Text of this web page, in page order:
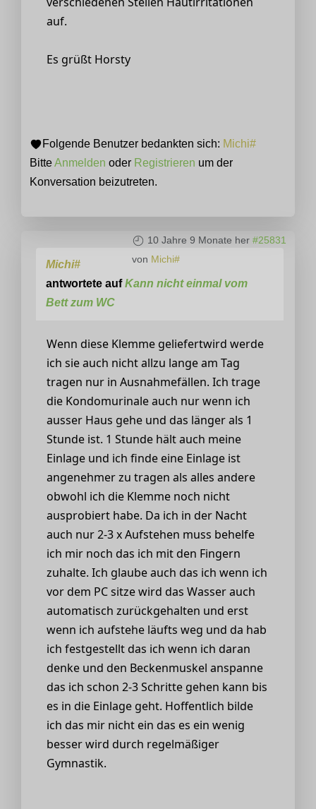
auf.
Es grüßt Horsty
Folgende Benutzer bedankten sich: Michi#
BitteAnmelden oder Registrieren um der
Konversation beizutreten.
10 Jahre 9 Monate her #25831
von Michi#
Michi#
antwortete aufKann nicht einmal vom
Bett zum WC
Wenn diese Klemme geliefertwird werde
ich sie auch nicht allzu lange am Tag
tragen nur in Ausnahmefällen. Ich trage
die Kondomurinale auch nur wenn ich
ausser Haus gehe und das länger als 1
Stunde ist. 1 Stunde hält auch meine
Einlage und ich finde eine Einlage ist
angenehmer zu tragen als alles andere
obwohl ich die Klemme noch nicht
ausprobiert habe. Da ich in der Nacht
auch nur 2-3 x Aufstehen muss behelfe
ich mir noch das ich mit den Fingern
zuhalte. Ich glaube auch das ich wenn ich
vor dem PC sitze wird das Wasser auch
automatisch zurückgehalten und erst
wenn ich aufstehe läufts weg und da hab
ich festgestellt das ich wenn ich daran
denke und den Beckenmuskel anspanne
das ich schon 2-3 Schritte gehen kann bis
es in die Einlage geht. Hoffentlich bilde
ich das mir nicht ein das es ein wenig
besser wird durch regelmäßiger
Gymnastik.